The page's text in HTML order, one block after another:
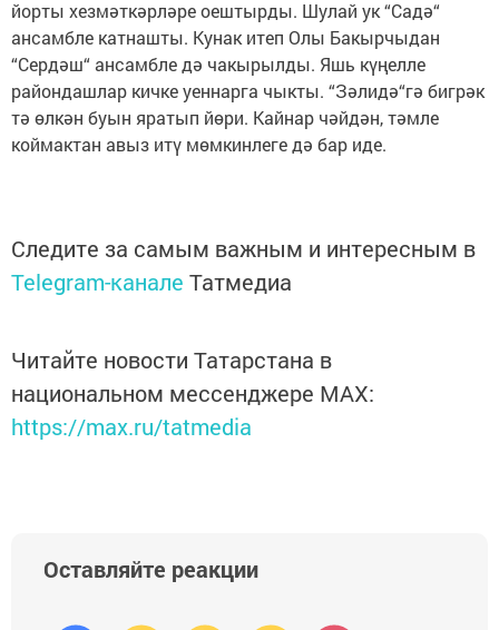
йорты хезмәткәрләре оештырды. Шулай ук “Садә“
ансамбле катнашты. Кунак итеп Олы Бакырчыдан
“Сердәш“ ансамбле дә чакырылды. Яшь күңелле
райондашлар кичке уеннарга чыкты. “Зәлидә“гә бигрәк
тә өлкән буын яратып йөри. Кайнар чәйдән, тәмле
коймактан авыз итү мөмкинлеге дә бар иде.
Следите за самым важным и интересным в
Telegram-канале Татмедиа
Читайте новости Татарстана в
национальном мессенджере MАХ:
https://max.ru/tatmedia
Оставляйте реакции